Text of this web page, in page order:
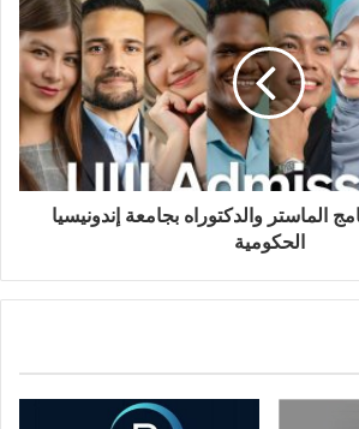
الماستر والدكتوراه بجامعة إندونيسيا
الحكومية